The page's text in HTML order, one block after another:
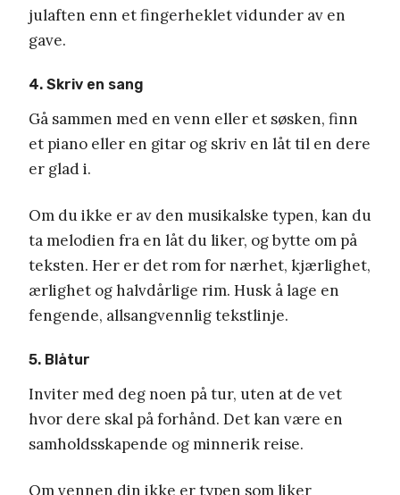
julaften enn et fingerheklet vidunder av en
gave.
4. Skriv en sang
Gå sammen med en venn eller et søsken, finn
et piano eller en gitar og skriv en låt til en dere
er glad i.
Om du ikke er av den musikalske typen, kan du
ta melodien fra en låt du liker, og bytte om på
teksten. Her er det rom for nærhet, kjærlighet,
ærlighet og halvdårlige rim. Husk å lage en
fengende, allsangvennlig tekstlinje.
5. Blåtur
Inviter med deg noen på tur, uten at de vet
hvor dere skal på forhånd. Det kan være en
samholdsskapende og minnerik reise.
Om vennen din ikke er typen som liker